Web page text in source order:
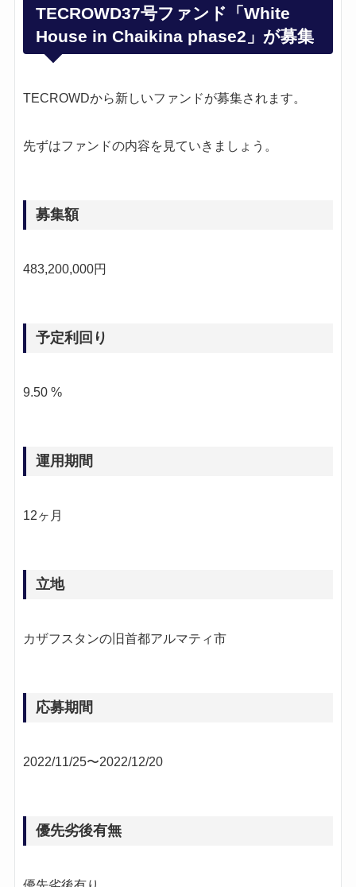
TECROWD37号ファンド「White
House in Chaikina phase2」が募集
TECROWDから新しいファンドが募集されます。
先ずはファンドの内容を見ていきましょう。
募集額
483,200,000円
予定利回り
9.50 %
運用期間
12ヶ月
立地
カザフスタンの旧首都アルマティ市
応募期間
2022/11/25〜2022/12/20
優先劣後有無